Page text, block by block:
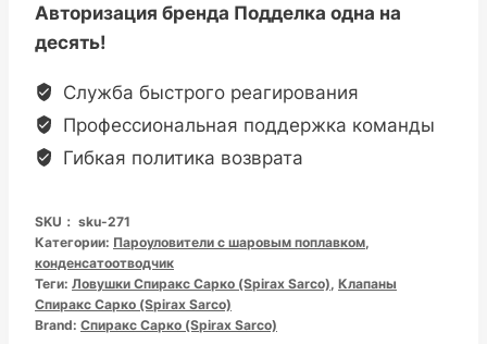
FTS14
奥
体
材
质
锈
钢
浮
球
Авторизация бренда Подделка одна на
десять!
Служба быстрого реагирования
Профессиональная поддержка команды
Гибкая политика возврата
SKU： sku-271
Категории: Пароуловители с шаровым поплавком,
конденсатоотводчик
Теги: Ловушки Спиракс Сарко (Spirax Sarco), Клапаны
Спиракс Сарко (Spirax Sarco)
Brand: Спиракс Сарко (Spirax Sarco)